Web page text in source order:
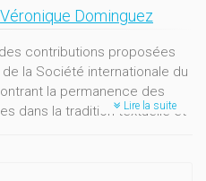
Véronique Dominguez
contributions proposées
la Société internationale du
la permanence des
dans la tradition textuelle et
Lire la suite